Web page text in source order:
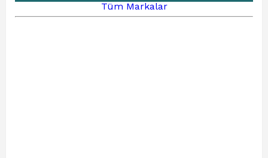
Tüm Markalar